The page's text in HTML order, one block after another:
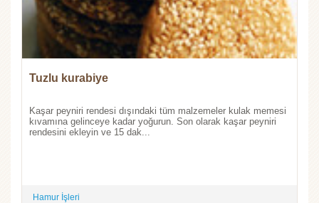
Tuzlu kurabiye
Kaşar peyniri rendesi dışındaki tüm malzemeler kulak memesi
kıvamına gelinceye kadar yoğurun. Son olarak kaşar peyniri
rendesini ekleyin ve 15 dak...
Hamur İşleri